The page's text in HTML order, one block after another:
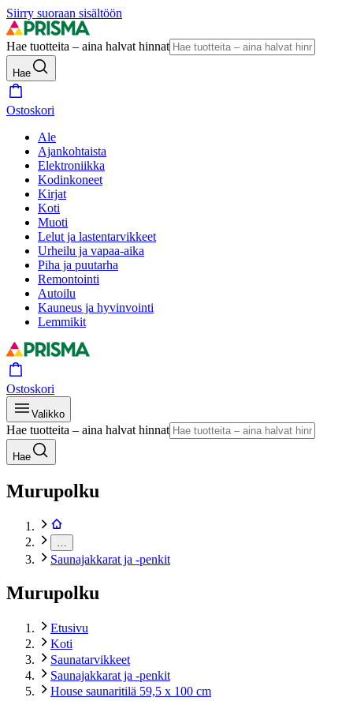
Siirry suoraan sisältöön
Hae tuotteita – aina halvat hinnat
Hae
Ostoskori
Ale
Ajankohtaista
Elektroniikka
Kodinkoneet
Kirjat
Koti
Muoti
Lelut ja lastentarvikkeet
Urheilu ja vapaa-aika
Piha ja puutarha
Remontointi
Autoilu
Kauneus ja hyvinvointi
Lemmikit
Ostoskori
Valikko
Hae tuotteita – aina halvat hinnat
Hae
Murupolku
Saunajakkarat ja -penkit
Murupolku
Etusivu
Koti
Saunatarvikkeet
Saunajakkarat ja -penkit
House saunaritilä 59,5 x 100 cm